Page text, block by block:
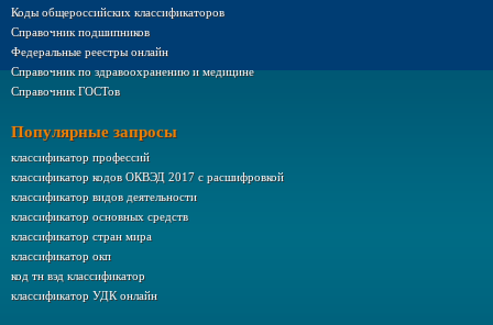
Коды общероссийских классификаторов
Справочник подшипников
Федеральные реестры онлайн
Справочник по здравоохранению и медицине
Справочник ГОСТов
Популярные запросы
классификатор профессий
классификатор кодов ОКВЭД 2017 с расшифровкой
классификатор видов деятельности
классификатор основных средств
классификатор стран мира
классификатор окп
код тн вэд классификатор
классификатор УДК онлайн